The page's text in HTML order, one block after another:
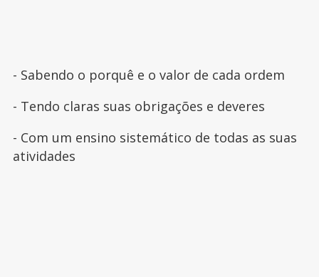
- Sabendo o porquê e o valor de cada ordem
- Tendo claras suas obrigações e deveres
- Com um ensino sistemático de todas as suas
atividades